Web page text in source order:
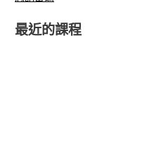
最近的課程